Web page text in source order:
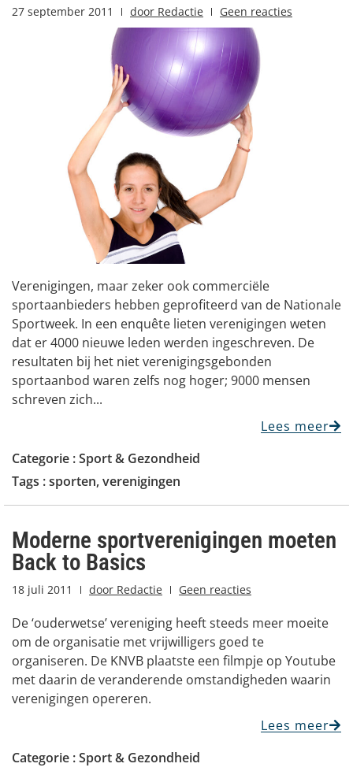
27 september 2011 door Redactie Geen reacties
Verenigingen, maar zeker ook commerciële
sportaanbieders hebben geprofiteerd van de Nationale
Sportweek. In een enquête lieten verenigingen weten
dat er 4000 nieuwe leden werden ingeschreven. De
resultaten bij het niet verenigingsgebonden
sportaanbod waren zelfs nog hoger; 9000 mensen
schreven zich...
Lees meer
Categorie :Sport & Gezondheid
Tags :sporten,verenigingen
Moderne sportverenigingen moeten
Back to Basics
18 juli 2011 door Redactie Geen reacties
De ‘ouderwetse’ vereniging heeft steeds meer moeite
om de organisatie met vrijwilligers goed te
organiseren. De KNVB plaatste een filmpje op Youtube
met daarin de veranderende omstandigheden waarin
verenigingen opereren.
Lees meer
Categorie :Sport & Gezondheid